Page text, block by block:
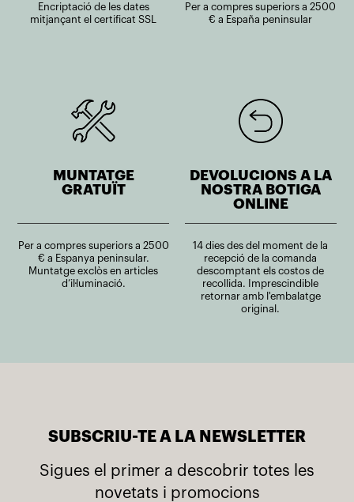
Encriptació de les dates
mitjançant el certificat SSL
Per a compres superiors a 2500
€ a España peninsular
MUNTATGE
GRATUÏT
Per a compres superiors a 2500
€ a Espanya peninsular.
Muntatge exclòs en articles
d’il·luminació.
DEVOLUCIONS A LA
NOSTRA BOTIGA
ONLINE
14 dies des del moment de la
recepció de la comanda
descomptant els costos de
recollida. Imprescindible
retornar amb l'embalatge
original.
SUBSCRIU-TE A LA NEWSLETTER
Sigues el primer a descobrir totes les
novetats i promocions